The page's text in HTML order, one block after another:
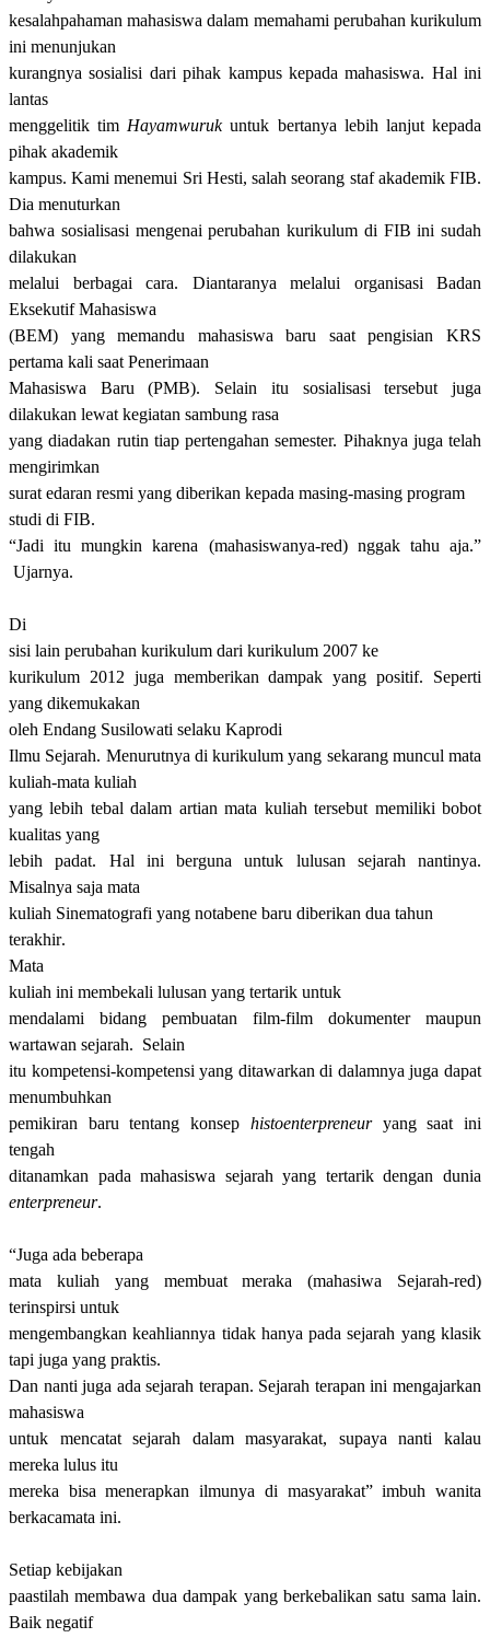
kesalahpahaman mahasiswa dalam memahami perubahan kurikulum
ini menunjukan
kurangnya sosialisi dari pihak kampus kepada mahasiswa. Hal ini
lantas
menggelitik tim Hayamwurukuntuk bertanya lebih lanjut kepada
pihak akademik
kampus. Kami menemui Sri Hesti, salah seorang staf akademik FIB.
Dia menuturkan
bahwa sosialisasi mengenai perubahan kurikulum di FIB ini sudah
dilakukan
melalui berbagai cara. Diantaranya melalui organisasi Badan
Eksekutif Mahasiswa
(BEM) yang memandu mahasiswa baru saat pengisian KRS
pertama kali saat Penerimaan
Mahasiswa Baru (PMB). Selain itu sosialisasi tersebut juga
dilakukan lewat kegiatan sambung rasa
yang diadakan rutin tiap pertengahan semester. Pihaknya juga telah
mengirimkan
surat edaran resmi yang diberikan kepada masing-masing program
studi di FIB.
“Jadi itu mungkin karena (mahasiswanya-red)nggak tahu aja.”
Ujarnya.
Di
sisi lain perubahan kurikulum dari kurikulum 2007 ke
kurikulum 2012 juga memberikan dampak yang positif. Seperti
yang dikemukakan
oleh Endang Susilowati selaku Kaprodi
Ilmu Sejarah. Menurutnya di kurikulum yang sekarang muncul mata
kuliah-mata kuliah
yang lebih tebal dalam artian mata kuliah tersebut memiliki bobot
kualitas yang
lebih padat. Hal ini berguna untuk lulusan sejarah nantinya.
Misalnya saja mata
kuliah Sinematografi yang notabene baru diberikan dua tahun
terakhir.
Mata
kuliah ini membekali lulusan yang tertarik untuk
mendalami bidang pembuatan film-film dokumenter maupun
wartawan sejarah. Selain
itu kompetensi-kompetensi yang ditawarkan di dalamnya juga dapat
menumbuhkan
pemikiran baru tentang konsep histoenterpreneuryang saat ini
tengah
ditanamkan pada mahasiswa sejarah yang tertarik dengan dunia
enterpreneur.
“Juga ada beberapa
mata kuliah yang membuat meraka (mahasiwa Sejarah-red)
terinspirsi untuk
mengembangkan keahliannya tidak hanya pada sejarah yang klasik
tapi juga yang praktis.
Dan nanti juga ada sejarah terapan. Sejarah terapan ini mengajarkan
mahasiswa
untuk mencatat sejarah dalam masyarakat, supaya nanti kalau
mereka lulus itu
mereka bisa menerapkan ilmunya di masyarakat” imbuh wanita
berkacamata ini.
Setiap kebijakan
paastilah membawa dua dampak yang berkebalikan satu sama lain.
Baik negatif